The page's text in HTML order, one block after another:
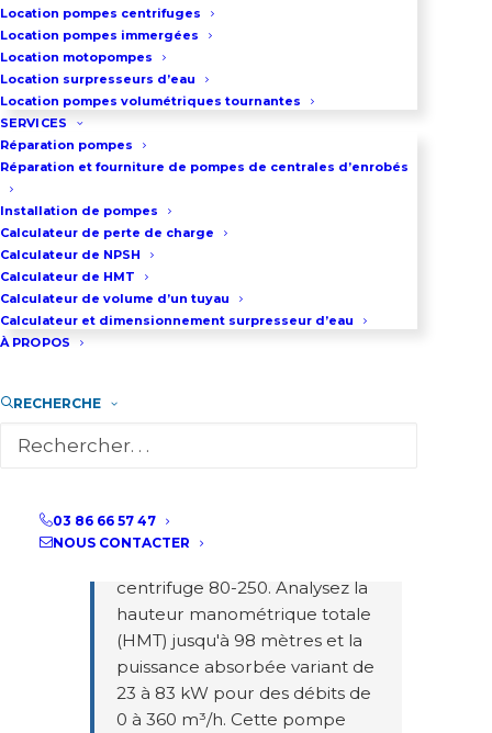
Location pompes centrifuges
Location pompes immergées
Location motopompes
Location surpresseurs d’eau
Location pompes volumétriques tournantes
SERVICES
Réparation pompes
Réparation et fourniture de pompes de centrales d’enrobés
Installation de pompes
Calculateur de perte de charge
Calculateur de NPSH
Calculateur de HMT
Calculateur de volume d’un tuyau
Calculateur et dimensionnement surpresseur d’eau
À PROPOS
RECHERCHE
03 86 66 57 47
NOUS CONTACTER
en partie haute.
LOC1180
03 86 66 57 47
Pompe centrifuge 80-250
les courbes de performance
centrifuge 80-250. Analysez la
hauteur manométrique totale
(HMT) jusqu'à 98 mètres et la
puissance absorbée variant de
23 à 83 kW pour des débits de
0 à 360 m³/h. Cette pompe